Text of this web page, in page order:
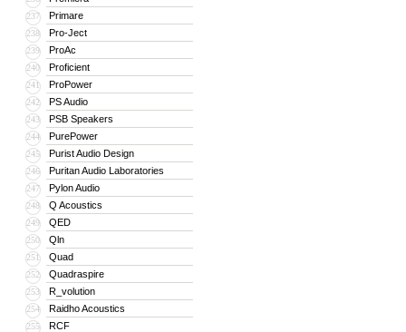
237 Primare
238 Pro-Ject
239 ProAc
240 Proficient
241 ProPower
242 PS Audio
243 PSB Speakers
244 PurePower
245 Purist Audio Design
246 Puritan Audio Laboratories
247 Pylon Audio
248 Q Acoustics
249 QED
250 Qln
251 Quad
252 Quadraspire
253 R_volution
254 Raidho Acoustics
255 RCF